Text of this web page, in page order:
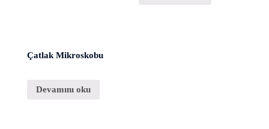
Çatlak Mikroskobu
Devamını oku